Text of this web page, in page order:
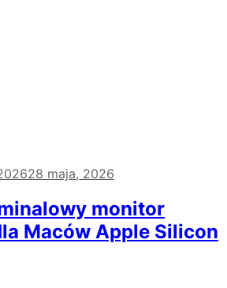
28 maja, 2026
monitor
Maców Apple Silicon